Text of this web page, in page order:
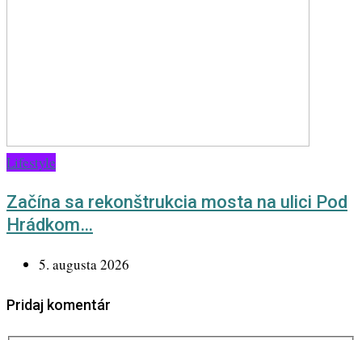
Lifestyle
Začína sa rekonštrukcia mosta na ulici Pod
Hrádkom…
5. augusta 2026
Pridaj komentár